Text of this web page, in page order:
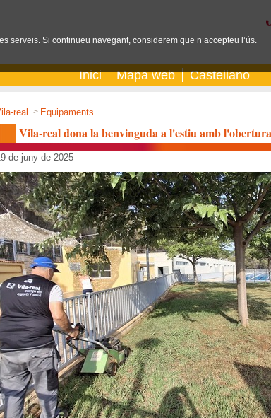
Inici Mapa web Castellano
real -> Equipaments
Vila-real dona la benvinguda a l'estiu amb
de juny de 2025
serveis. Si continueu navegant, considerem que n’accepteu l’ús.